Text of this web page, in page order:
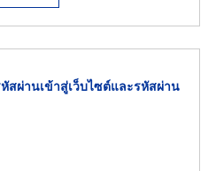
สผ่านเข้าสู่เว็บไซต์และรหัสผ่าน